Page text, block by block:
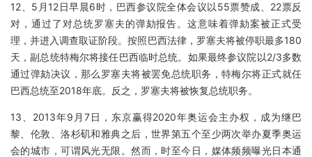
12、5月12日早晨6时，巴西参议院全体会议以55票赞成、22票反
对，通过了对总统罗塞夫的弹劾报告。这意味着弹劾案被正式受
理，并进入调查取证阶段。按照巴西法律，罗塞夫将被停职最多180
天，副总统特梅尔将接任巴西临时总统。如果最终参议院以2/3多数
通过弹劾决议，那么罗塞夫将被罢免总统职务，特梅尔将正式就任
巴西总统至2018年底。反之，罗塞夫将被恢复总统职务。
13、2013年9月7日，东京赢得2020年奥运会主办权，成为继巴
黎、伦敦、洛杉矶和雅典之后，世界第五个至少两次举办夏季奥运
会的城市，可谓风光无限。然而，时至今日，媒体频频曝光日本通